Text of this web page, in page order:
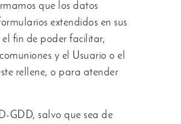
que los datos
extendidos en sus
fin de poder facilitar,
y el Usuario o el
rellene, o para atender
GDD, salvo que sea de